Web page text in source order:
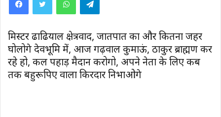
मिस्टर ढौंढियाल क्षेत्रवाद, जातपात का और कितना जहर
घोलोगे देवभूमि में, आज गढ़वाल कुमाऊं, ठाकुर ब्राह्मण कर
रहे हो, कल पहाड़ मैदान करोगो, अपने नेता के लिए कब
तक बहुरूपिए वाला किरदार निभाओगे